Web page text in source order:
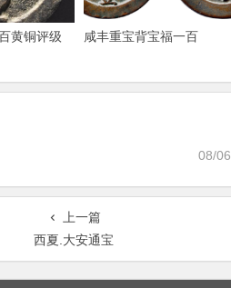
黄铜评级
咸丰重宝背宝福一百
08/06
上一篇
西夏.大安通宝